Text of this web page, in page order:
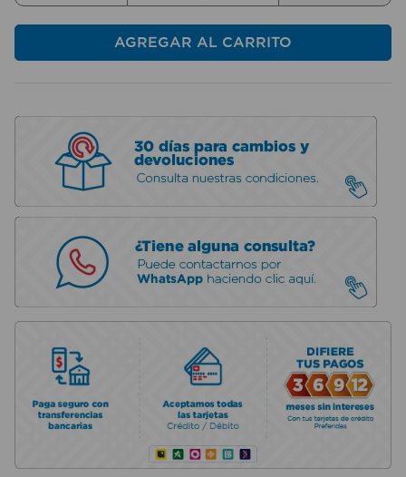
AGREGAR AL CARRITO